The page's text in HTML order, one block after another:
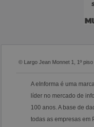
© Largo Jean Monnet 1, 1º
A eInforma é uma
líder no mercado de
100 anos. A base de
todas as empresas em